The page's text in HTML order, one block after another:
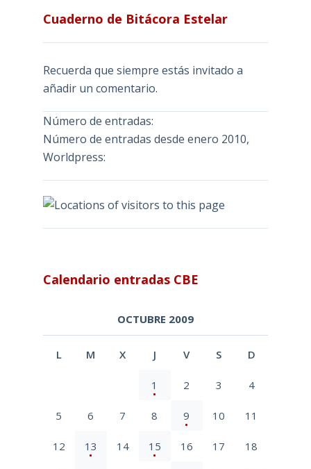
Cuaderno de Bitácora Estelar
Recuerda que siempre estás invitado a
añadir un comentario.
Número de entradas:
Número de entradas desde enero 2010,
Worldpress:
Calendario entradas CBE
OCTUBRE 2009
L M X J V S D
1 2 3 4
5 6 7 8 9 10 11
12 13 14 15 16 17 18